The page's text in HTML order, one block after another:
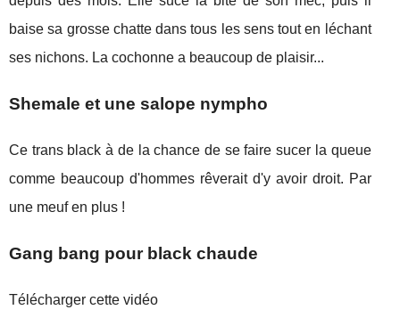
baise sa grosse chatte dans tous les sens tout en léchant
ses nichons. La cochonne a beaucoup de plaisir...
Shemale et une salope nympho
Ce trans black à de la chance de se faire sucer la queue
comme beaucoup d'hommes rêverait d'y avoir droit. Par
une meuf en plus !
Gang bang pour black chaude
Télécharger cette vidéo